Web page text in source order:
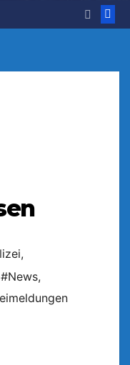
,
#News,